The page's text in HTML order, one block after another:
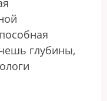
глубины,